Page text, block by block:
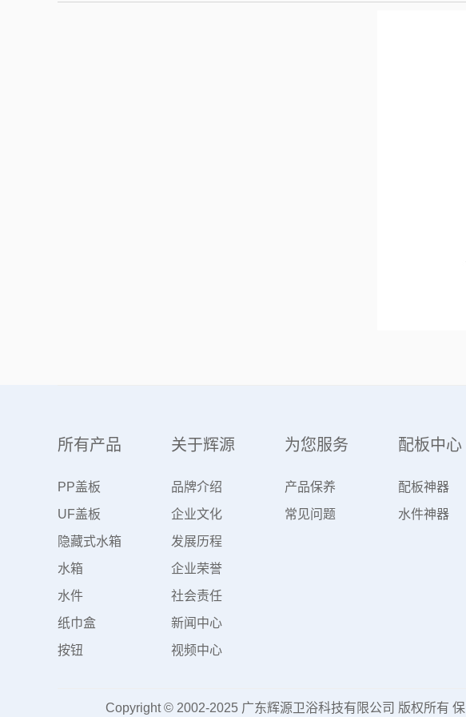
所有产品
PP盖板
UF盖板
隐藏式水箱
水箱
水件
纸巾盒
按钮
关于辉源
品牌介绍
企业文化
发展历程
企业荣誉
社会责任
新闻中心
视频中心
为您服务
产品保养
常见问题
配板中心
配板神器
水件神器
Copyright © 2002-2025 广东辉源卫浴科技有限公司 版权所有 保